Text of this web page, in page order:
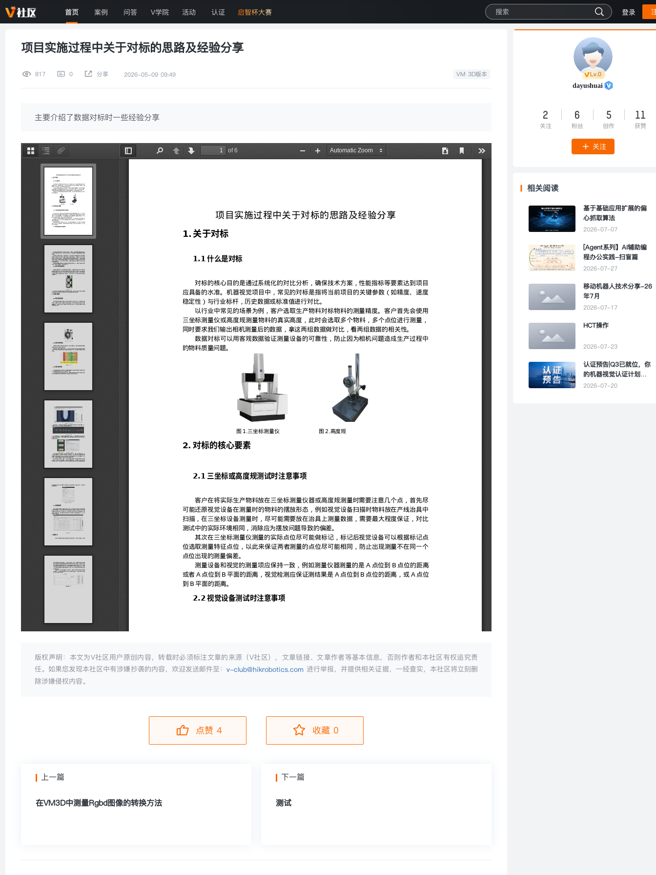
首页 案例 问答 V学院 活动 认证 启智杯大赛 登录
项目实施过程中关于对标的思路及经验分享
817 0 分享 2026-05-09 09:49 VM 3D版本
主要介绍了数据对标时一些经验分享
版权声明：本文为V社区用户原创内容，转载时必须标注文章的来源（V社区），文章链接、文章作者等基本信息，否则作者和本社区有权追究责
任。如果您发现本社区中有涉嫌抄袭的内容，欢迎发送邮件至：v-club@hikrobotics.com 进行举报，并提供相关证据，一经查实，本社区将立刻删
除涉嫌侵权内容。
点赞 4 收藏 0
上一篇
在VM3D中测量Rgbd图像的转换方法
下一篇
测试
Lv.0
dayushuai
2
关注
6
粉丝
5
创作
11
获赞
关注
相关阅读
基于基础应用扩展的偏
心抓取算法
2026-07-07
[Agent系列】AI辅助编
程办公实践-扫盲篇
2026-07-27
移动机器人技术分享-26
年7月
2026-07-17
HCT操作
2026-07-23
认证预告|Q3已就位，你
的机器视觉认证计划该
提上日程了
2026-07-20